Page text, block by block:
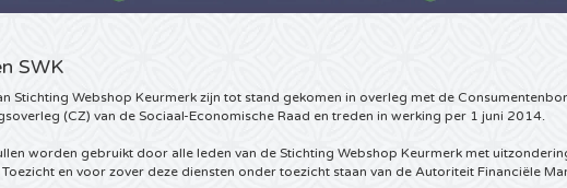
SWK
Stichting Webshop Keurmerk zijn tot stand gekomen in overleg met de
(CZ) van de Sociaal-Economische Raad en treden in werking per 1 juni 2014.
worden gebruikt door alle leden van de Stichting Webshop Keurmerk met
en voor zover deze diensten onder toezicht staan van de Autoriteit Financiële